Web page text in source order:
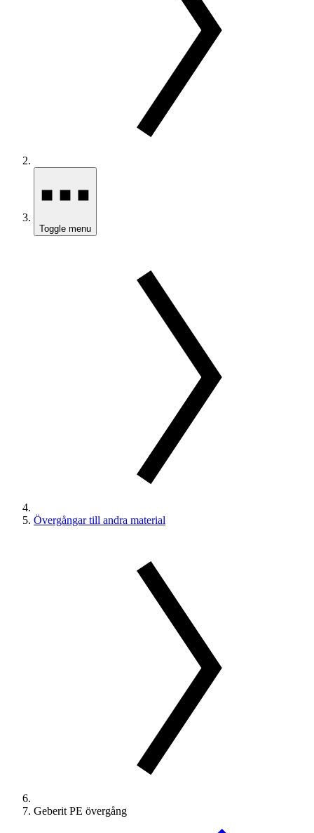
Toggle menu
Övergångar till andra material
Geberit PE övergång